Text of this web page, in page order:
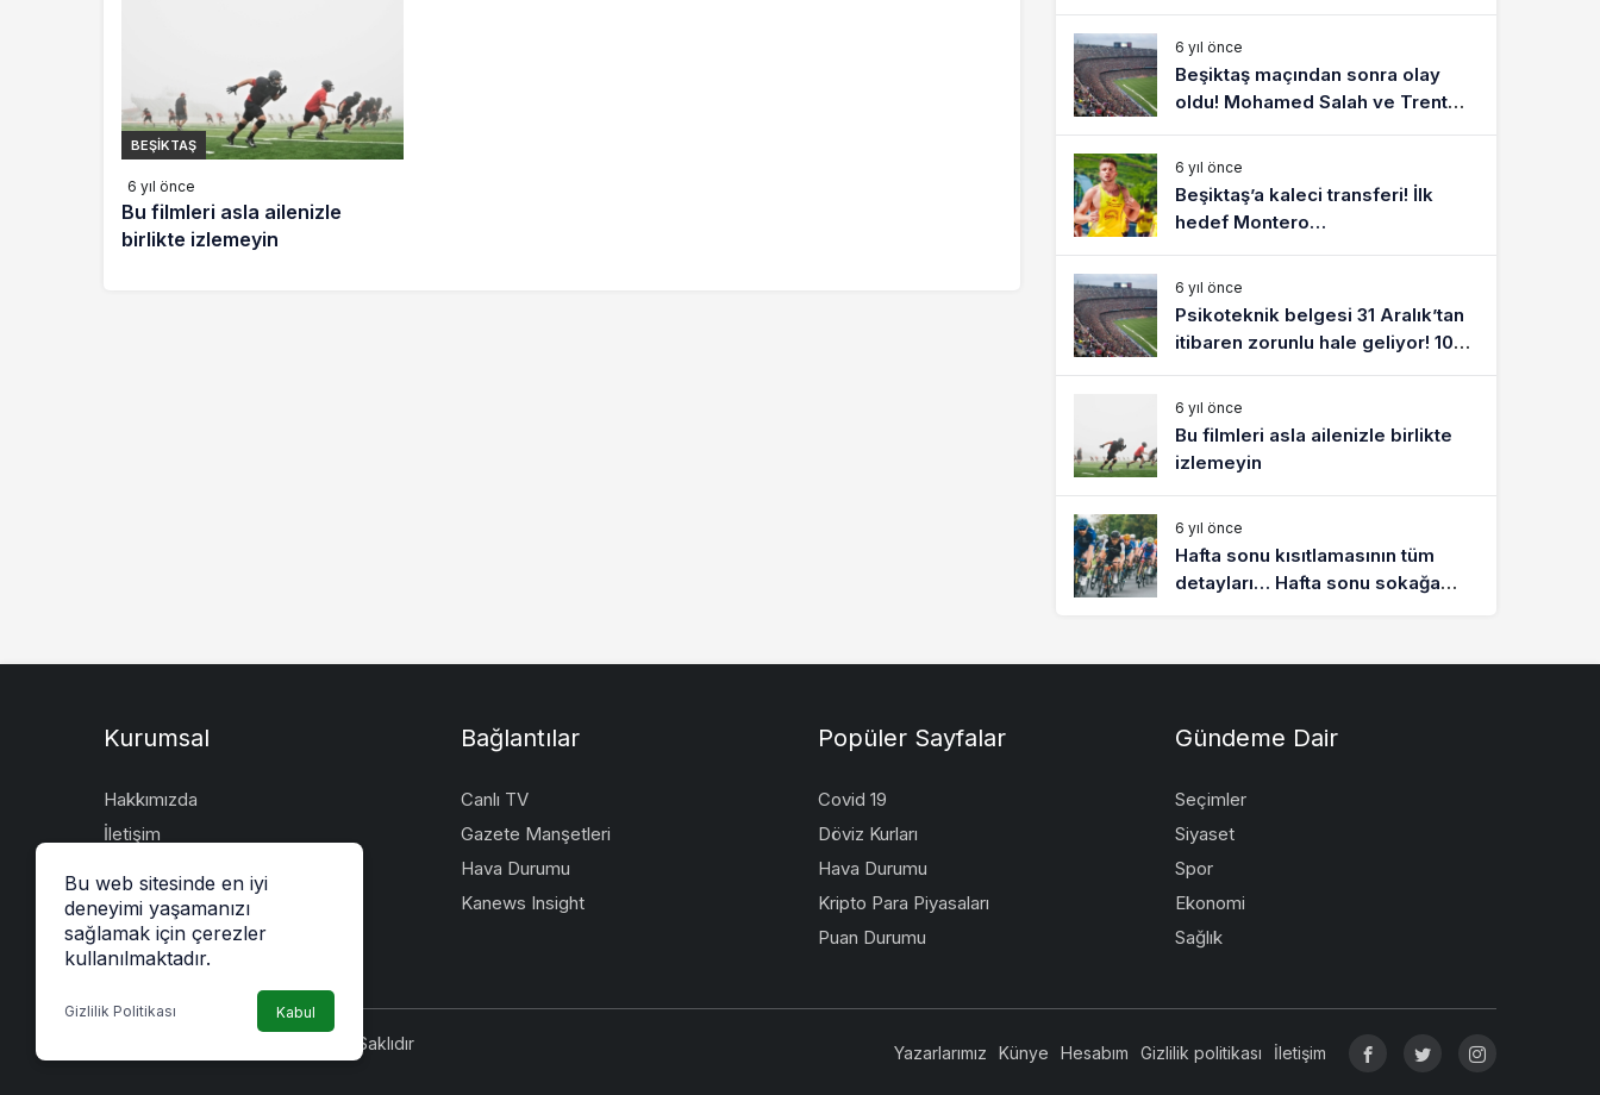
BEŞIKTAŞ
6 yıl önce
Bu filmleri asla ailenizle
birlikte izlemeyin
6 yıl önce
Beşiktaş maçından sonra olay
oldu! Mohamed Salah ve Trent
Alexander-Arnold…
6 yıl önce
Beşiktaş’a kaleci transferi! İlk
hedef Montero…
6 yıl önce
Psikoteknik belgesi 31 Aralık’tan
itibaren zorunlu hale geliyor! 1083
lira cezası var
6 yıl önce
Bu filmleri asla ailenizle birlikte
izlemeyin
6 yıl önce
Hafta sonu kısıtlamasının tüm
detayları… Hafta sonu sokağa
Bu web sitesinde en iyi
deneyimi yaşamanızı
sağlamak için çerezler
kullanılmaktadır.
Gizlilik Politikası Kabul
Kurumsal
Hakkımızda
İletişim
Gizlilik politikası
Bağlantılar
Canlı TV
Gazete Manşetleri
Hava Durumu
Kanews Insight
Popüler Sayfalar
Covid 19
Döviz Kurları
Hava Durumu
Kripto Para Piyasaları
Puan Durumu
Gündeme Dair
Seçimler
Siyaset
Spor
Ekonomi
Sağlık
© Telif Hakkı 2026, Tüm Hakları Saklıdır
deneme
Yazarlarımız Künye Hesabım Gizlilik politikası İletişim